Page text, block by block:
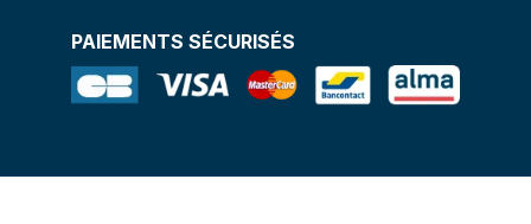
PAIEMENTS SÉCURISÉS